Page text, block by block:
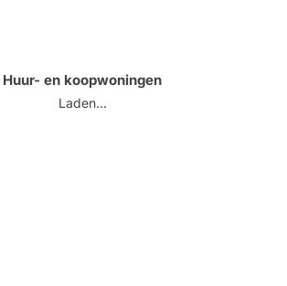
Huur- en koopwoningen
Laden...